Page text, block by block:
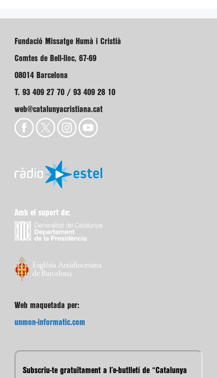
Fundació Missatge Humà i Cristià
Comtes de Bell-lloc, 67-69
08014 Barcelona
T. 93 409 27 70 / 93 409 28 10
web@catalunyacristiana.cat
Amb el suport de:
Web maquetada per:
unmon-informatic.com
Subscriu-te gratuïtament a l’e-butlletí de “Catalunya